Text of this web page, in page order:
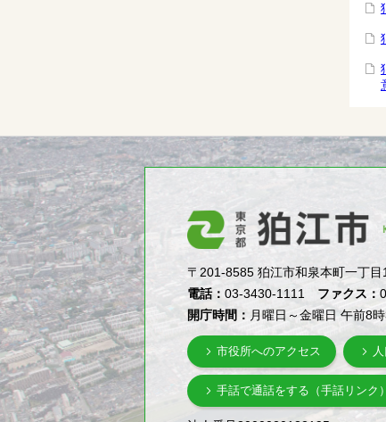
〒201-8585 狛江市和泉本町一丁
電話：03-3430-1111 ファクス：
開庁時間： 月曜日～金曜日 午前8
市役所へのアクセス
手話で通話をする（手話リンク）